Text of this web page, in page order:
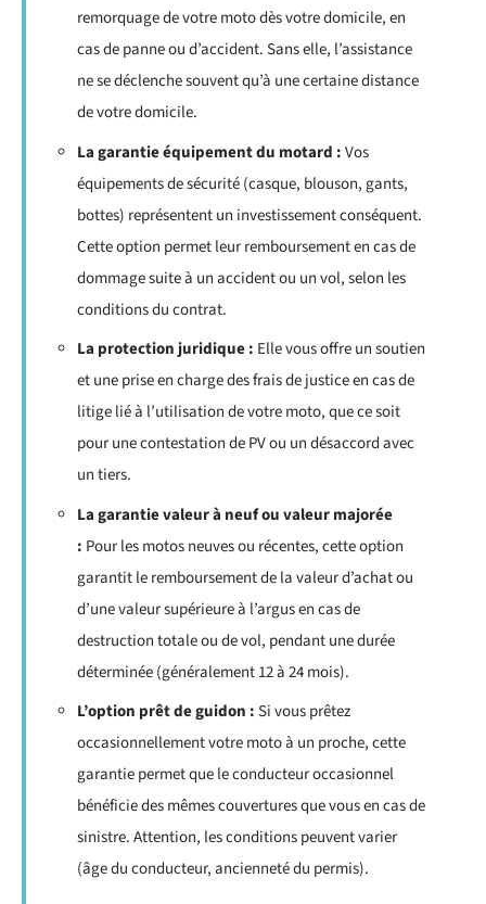
remorquage de votre moto dès votre domicile, en
cas de panne ou d’accident. Sans elle, l’assistance
ne se déclenche souvent qu’à une certaine distance
de votre domicile.
La garantie équipement du motard :Vos
équipements de sécurité (casque, blouson, gants,
bottes) représentent un investissement conséquent.
Cette option permet leur remboursement en cas de
dommage suite à un accident ou un vol, selon les
conditions du contrat.
La protection juridique : Elle vous offre un soutien
et une prise en charge des frais de justice en cas de
litige lié à l’utilisation de votre moto, que ce soit
pour une contestation de PV ou un désaccord avec
un tiers.
La garantie valeur à neuf ou valeur majorée
: Pour les motos neuves ou récentes, cette option
garantit le remboursement de la valeur d’achat ou
d’une valeur supérieure à l’argus en cas de
destruction totale ou de vol, pendant une durée
déterminée (généralement 12 à 24 mois).
L’option prêt de guidon :Si vous prêtez
occasionnellement votre moto à un proche, cette
garantie permet que le conducteur occasionnel
bénéficie des mêmes couvertures que vous en cas de
sinistre. Attention, les conditions peuvent varier
(âge du conducteur, ancienneté du permis).